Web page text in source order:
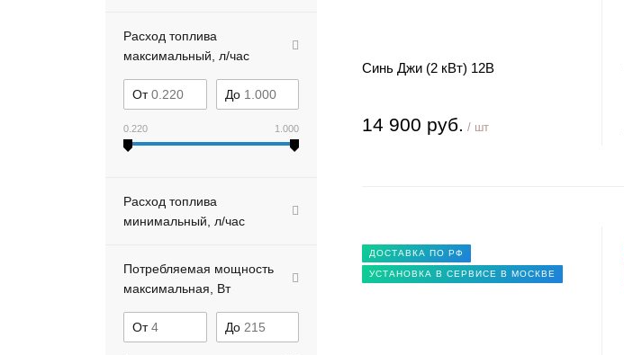
Расход топлива
максимальный, л/час
От До
0.220 1.000
Расход топлива
минимальный, л/час
Потребляемая мощность
максимальная, Вт
От До
Синь Джи (2 кВт) 12В
14 900 руб. / шт
ДОСТАВКА ПО РФ
УСТАНОВКА В СЕРВИСЕ В МОСКВЕ